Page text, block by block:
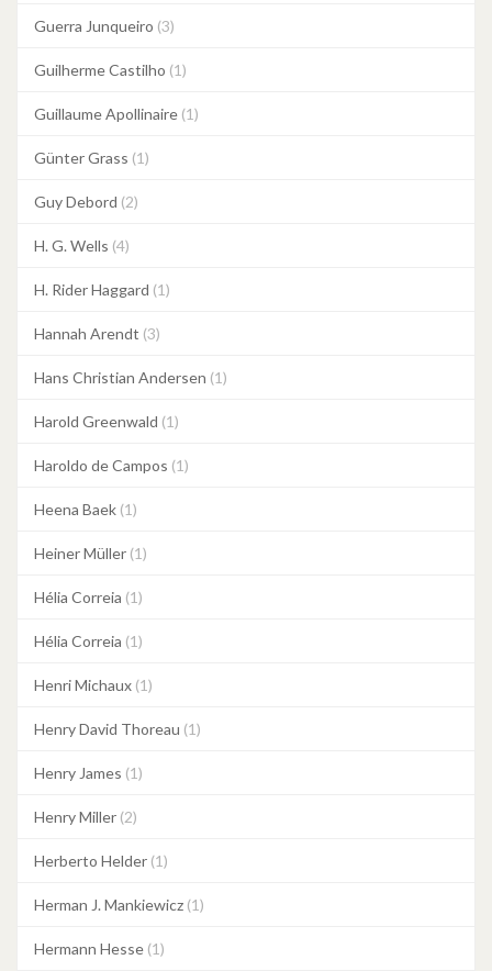
Guerra Junqueiro (3)
Guilherme Castilho (1)
Guillaume Apollinaire (1)
Günter Grass (1)
Guy Debord (2)
H. G. Wells (4)
H. Rider Haggard (1)
Hannah Arendt (3)
Hans Christian Andersen (1)
Harold Greenwald (1)
Haroldo de Campos (1)
Heena Baek (1)
Heiner Müller (1)
Hélia Correia (1)
Hélia Correia (1)
Henri Michaux (1)
Henry David Thoreau (1)
Henry James (1)
Henry Miller (2)
Herberto Helder (1)
Herman J. Mankiewicz (1)
Hermann Hesse (1)